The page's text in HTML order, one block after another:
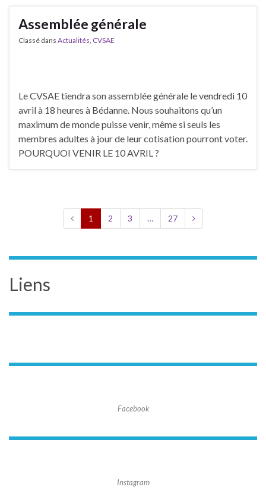
Assemblée générale
Classé dans Actualités CVSAE
Le CVSAE tiendra son assemblée générale le vendredi 10
avril à 18 heures à Bédanne. Nous souhaitons qu’un
maximum de monde puisse venir, même si seuls les
membres adultes à jour de leur cotisation pourront voter.
POURQUOI VENIR LE 10 AVRIL ?
1 2 3 … 27
Liens
Facebook
Instagram